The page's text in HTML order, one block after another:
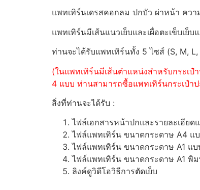
แพทเทิร์นเดรสคอกลม ปกบัว ผ่าหน้า คว
แพทเทิร์นมีเส้นแนวเย็บและเผื่อตะเข็บเย็บ
ท่านจะได้รับแพทเทิร์นทั้ง 5 ไซส์ (S, M, L,
(ในแพทเทิร์นมีเส้นตำแหน่งสำหรับกระเป๋
4 แบบ ท่านสามารถซื้อแพทเทิร์นกระเป๋า
สิ่งที่ท่านจะได้รับ :
ไฟล์เอกสารหน้าปกและรายละเอีย
ไฟล์แพทเทิร์น ขนาดกระดาษ A4 แ
ไฟล์แพทเทิร์น ขนาดกระดาษ A1 แ
ไฟล์แพทเทิร์น ขนาดกระดาษ A1 พิ
ลิงค์ดูวิดีโอวิธีการตัดเย็บ